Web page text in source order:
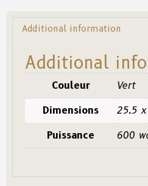
Additional information
Additional
Couleur Vert
Dimensions 25.5
Puissance 600